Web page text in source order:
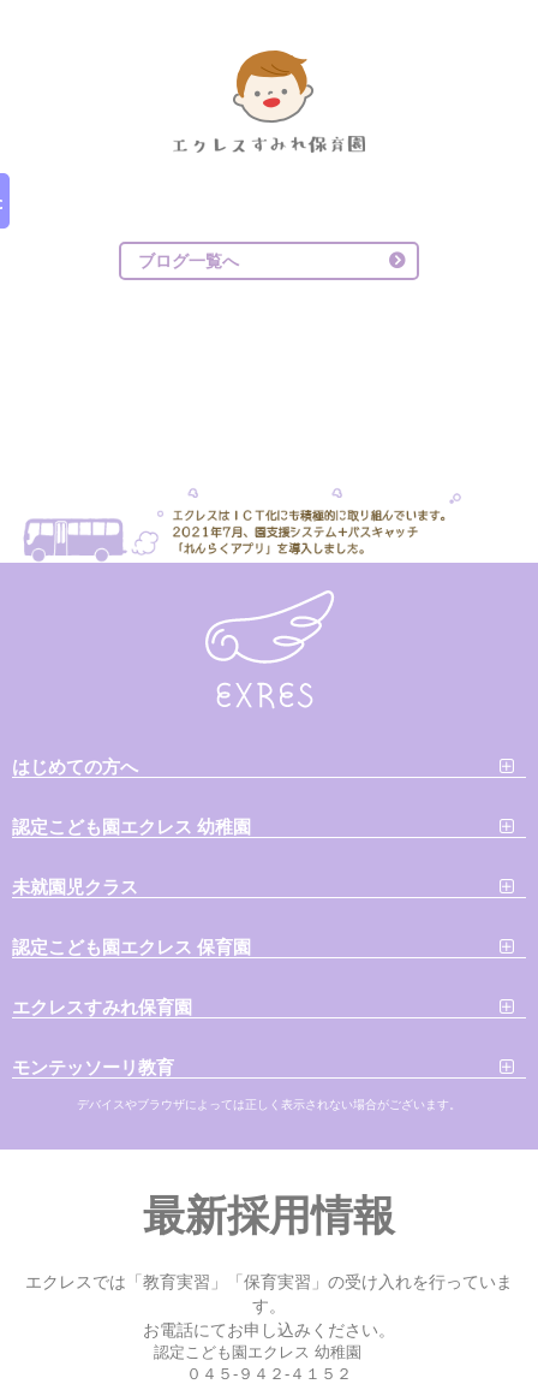
ブログ一覧へ
はじめての方へ
認定こども園エクレス 幼稚園
未就園児クラス
認定こども園エクレス 保育園
エクレスすみれ保育園
モンテッソーリ教育
デバイスやブラウザによっては正しく表示されない場合がございます。
最新採用情報
エクレスでは「教育実習」「保育実習」の受け入れを行っていま
す。
お電話にてお申し込みください。
認定こども園エクレス 幼稚園
０４５-９４２-４１５２